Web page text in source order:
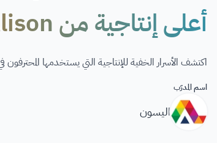
أعلى إنتاجية من Alison
اكتشف الأسرار الخفية للإنتاجية التي يستخدمها
اسم المدرّب
اليسون